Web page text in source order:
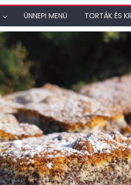
ÜNNEPI MENÜ TORTÁK ÉS